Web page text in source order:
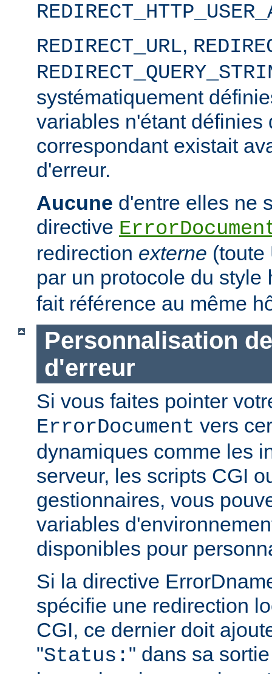
REDIRECT_URL,
systématiquement
variables n'étant définies
correspondant existait
d'erreur.
Aucune d'entre elles ne
directive
redirection externe (toute
par un protocole du style
fait référence au même
Personnalisation
d'erreur
Si vous faites pointer
ErrorDocument vers
dynamiques comme les
serveur, les scripts CGI
gestionnaires, vous
variables
disponibles pour
Si la directive
spécifie une redirection
CGI, ce dernier doit
"Status: " dans sa